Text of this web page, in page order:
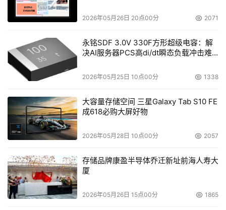
2026年05月26日 20点00分 2071
永铭SDF 3.0V 330F方形超级电容：解
决AI服务器PCS高di/dt瞬态负载冲击难
2026年05月25日 10点00分 1338
大容量存储空间 三星Galaxy Tab S10 FE
成618必购大屏好物
2026年05月28日 10点00分 2057
存储品牌康盈半导体乔迁新址前海人寿大
厦
2026年05月26日 15点00分 1865